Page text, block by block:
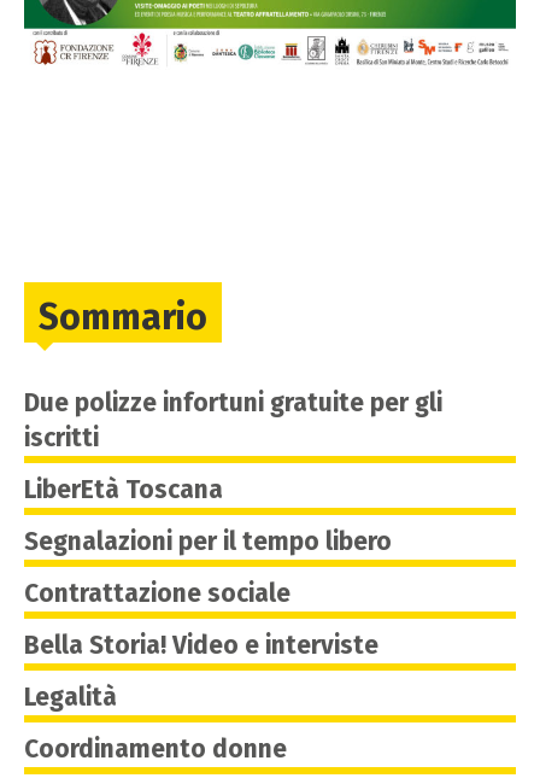
Sommario
Due polizze infortuni gratuite per gli
iscritti
LiberEtà Toscana
Segnalazioni per il tempo libero
Contrattazione sociale
Bella Storia! Video e interviste
Legalità
Coordinamento donne